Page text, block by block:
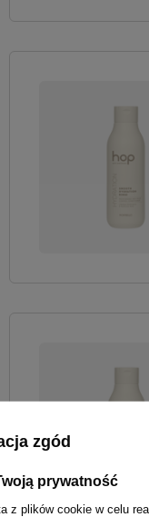
zgód
prywatność
z plików cookie w celu